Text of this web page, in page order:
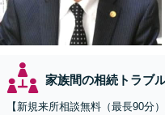
家族間の相続トラブ
【新規来所相談無料（最長90分